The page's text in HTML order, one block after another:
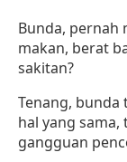
Bunda, pernah
makan, berat
sakitan?
Tenang, bunda
hal yang
gangguan